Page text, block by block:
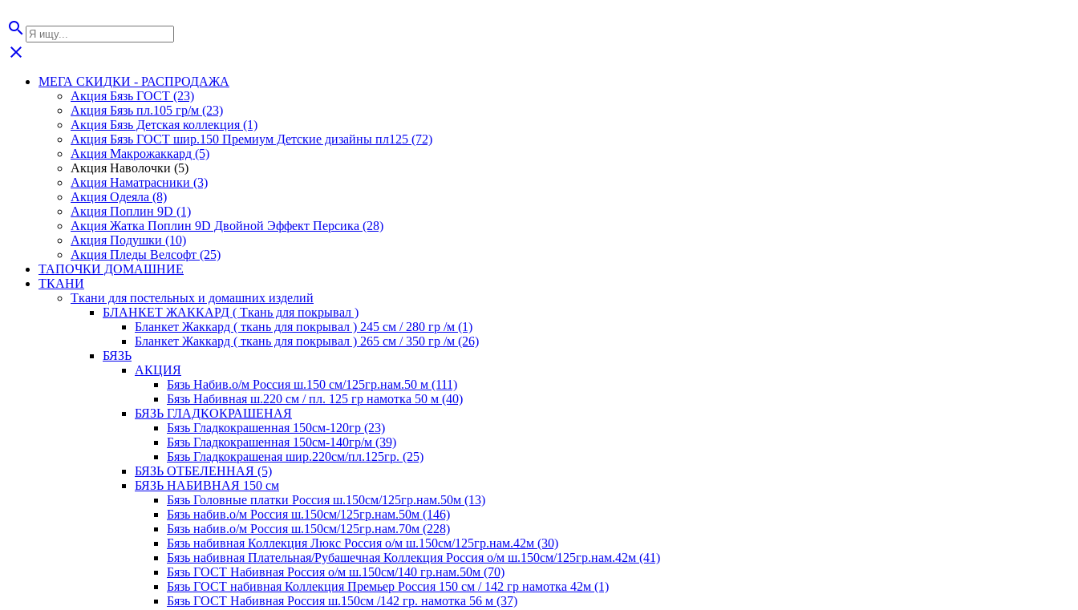
search
close
МЕГА СКИДКИ - РАСПРОДАЖА
Акция Бязь ГОСТ (23)
Акция Бязь пл.105 гр/м (23)
Акция Бязь Детская коллекция (1)
Акция Бязь ГОСТ шир.150 Премиум Детские дизайны пл125 (72)
Акция Макрожаккард (5)
Акция Наволочки (5)
Акция Наматрасники (3)
Акция Одеяла (8)
Акция Поплин 9D (1)
Акция Жатка Поплин 9D Двойной Эффект Персика (28)
Акция Подушки (10)
Акция Пледы Велсофт (25)
ТАПОЧКИ ДОМАШНИЕ
ТКАНИ
Ткани для постельных и домашних изделий
БЛАНКЕТ ЖАККАРД ( Ткань для покрывал )
Бланкет Жаккард ( ткань для покрывал ) 245 см / 280 гр /м (1)
Бланкет Жаккард ( ткань для покрывал ) 265 см / 350 гр /м (26)
БЯЗЬ
АКЦИЯ
Бязь Набив.о/м Россия ш.150 см/125гр.нам.50 м (111)
Бязь Набивная ш.220 см / пл. 125 гр намотка 50 м (40)
БЯЗЬ ГЛАДКОКРАШЕНАЯ
Бязь Гладкокрашенная 150см-120гр (23)
Бязь Гладкокрашенная 150см-140гр/м (39)
Бязь Гладкокрашеная шир.220см/пл.125гр. (25)
БЯЗЬ ОТБЕЛЕННАЯ (5)
БЯЗЬ НАБИВНАЯ 150 см
Бязь Головные платки Россия ш.150см/125гр.нам.50м (13)
Бязь набив.о/м Россия ш.150см/125гр.нам.50м (146)
Бязь набив.о/м Россия ш.150см/125гр.нам.70м (228)
Бязь набивная Коллекция Люкс Россия о/м ш.150см/125гр.нам.42м (30)
Бязь набивная Плательная/Рубашечная Коллекция Россия о/м ш.150см/125гр.нам.42м (41)
Бязь ГОСТ Набивная Россия о/м ш.150см/140 гр.нам.50м (70)
Бязь ГОСТ набивная Коллекция Премьер Россия 150 см / 142 гр намотка 42м (1)
Бязь ГОСТ Набивная Россия ш.150см /142 гр. намотка 56 м (37)